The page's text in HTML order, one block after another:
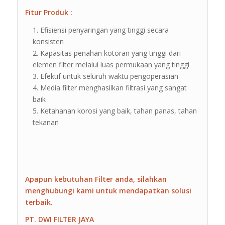
Fitur Produk :
Efisiensi penyaringan yang tinggi secara
konsisten
Kapasitas penahan kotoran yang tinggi dari
elemen filter melalui luas permukaan yang tinggi
Efektif untuk seluruh waktu pengoperasian
Media filter menghasilkan filtrasi yang sangat
baik
Ketahanan korosi yang baik, tahan panas, tahan
tekanan
Apapun kebutuhan Filter anda, silahkan
menghubungi kami untuk mendapatkan solusi
terbaik.
PT. DWI FILTER JAYA